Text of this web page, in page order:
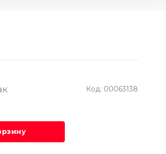
Код: 00063138